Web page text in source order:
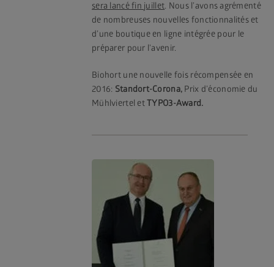
sera lancé fin juillet. Nous l’avons agrémenté
de nombreuses nouvelles fonctionnalités et
d’une boutique en ligne intégrée pour le
préparer pour l’avenir.
Biohort une nouvelle fois récompensée en
2016: Standort-Corona, Prix d’économie du
Mühlviertel etTYPO3-Award.